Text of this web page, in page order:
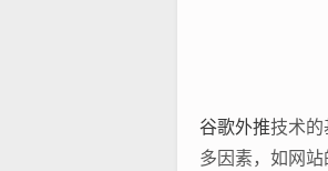
谷歌外推技术
多因素，如网